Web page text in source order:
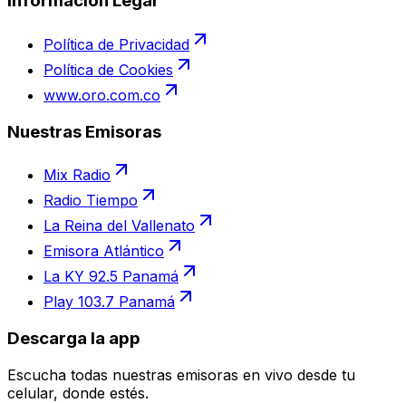
Política de Privacidad
Política de Cookies
www.oro.com.co
Nuestras Emisoras
Mix Radio
Radio Tiempo
La Reina del Vallenato
Emisora Atlántico
La KY 92.5 Panamá
Play 103.7 Panamá
Descarga la app
Escucha todas nuestras emisoras en vivo desde tu
celular, donde estés.